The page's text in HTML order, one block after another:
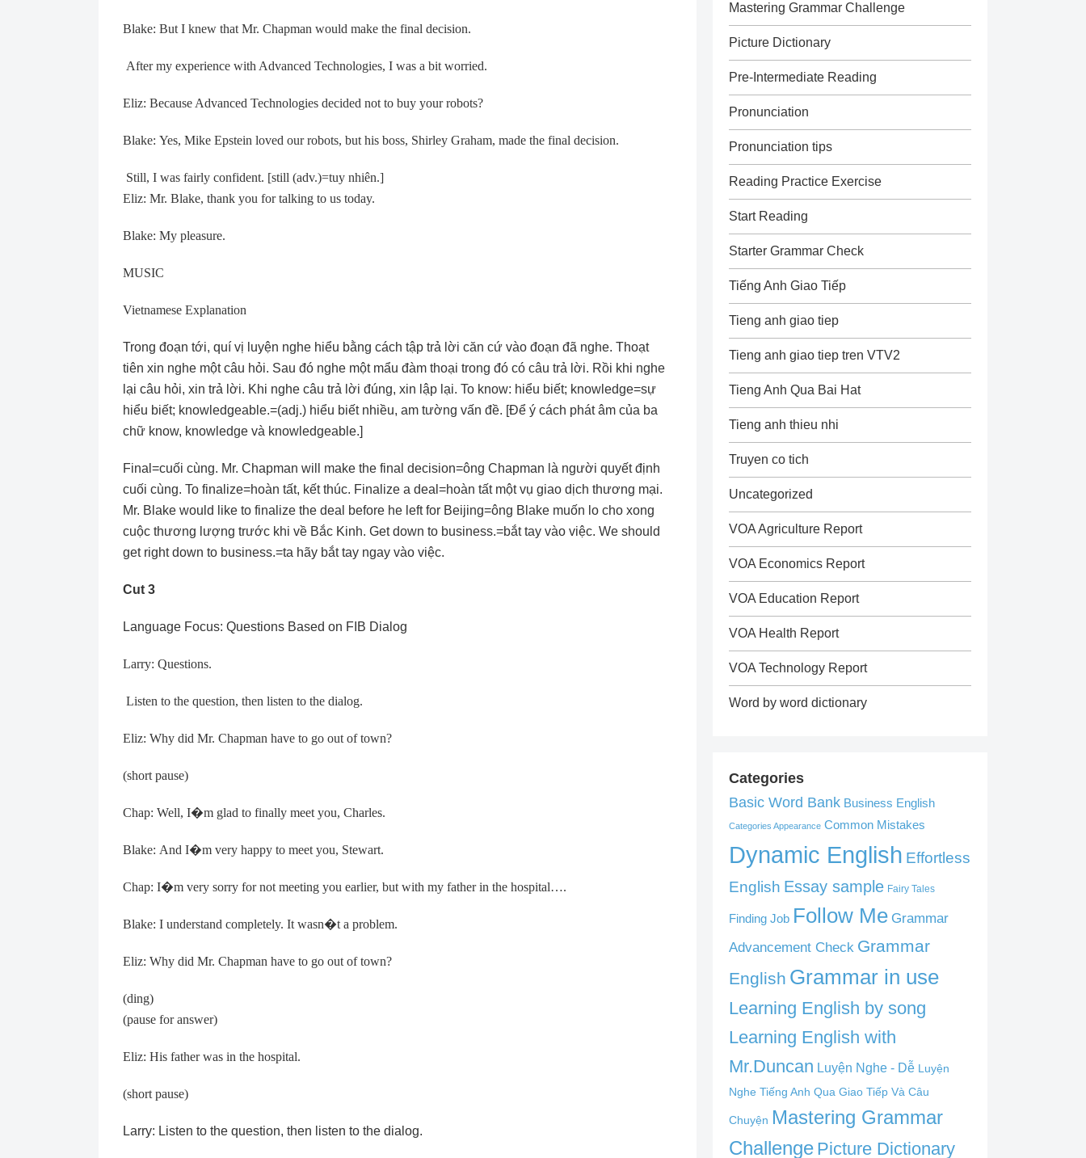
Blake: But I knew that Mr. Chapman would make the final decision.
After my experience with Advanced Technologies, I was a bit worried.
Eliz: Because Advanced Technologies decided not to buy your robots?
Blake: Yes, Mike Epstein loved our robots, but his boss, Shirley Graham, made the final decision.
Still, I was fairly confident. [still (adv.)=tuy nhiên.]
Eliz: Mr. Blake, thank you for talking to us today.
Blake: My pleasure.
MUSIC
Vietnamese Explanation
Trong đoạn tới, quí vị luyện nghe hiểu bằng cách tập trả lời căn cứ vào đoạn đã nghe. Thoạt
tiên xin nghe một câu hỏi. Sau đó nghe một mẩu đàm thoại trong đó có câu trả lời. Rồi khi nghe
lại câu hỏi, xin trả lời. Khi nghe câu trả lời đúng, xin lập lại. To know: hiểu biết; knowledge=sự
hiểu biết; knowledgeable.=(adj.) hiểu biết nhiều, am tường vấn đề. [Ðể ý cách phát âm của ba
chữ know, knowledge và knowledgeable.]
Final=cuối cùng. Mr. Chapman will make the final decision=ông Chapman là người quyết định
cuối cùng. To finalize=hoàn tất, kết thúc. Finalize a deal=hoàn tất một vụ giao dịch thương mại.
Mr. Blake would like to finalize the deal before he left for Beijing=ông Blake muốn lo cho xong
cuộc thương lượng trước khi về Bắc Kinh. Get down to business.=bắt tay vào việc. We should
get right down to business.=ta hãy bắt tay ngay vào việc.
Cut 3
Language Focus: Questions Based on FIB Dialog
Larry: Questions.
Listen to the question, then listen to the dialog.
Eliz: Why did Mr. Chapman have to go out of town?
(short pause)
Chap: Well, I�m glad to finally meet you, Charles.
Blake: And I�m very happy to meet you, Stewart.
Chap: I�m very sorry for not meeting you earlier, but with my father in the hospital….
Blake: I understand completely. It wasn�t a problem.
Eliz: Why did Mr. Chapman have to go out of town?
(ding)
(pause for answer)
Eliz: His father was in the hospital.
(short pause)
Larry: Listen to the question, then listen to the dialog.
Mastering Grammar Challenge
Picture Dictionary
Pre-Intermediate Reading
Pronunciation
Pronunciation tips
Reading Practice Exercise
Start Reading
Starter Grammar Check
Tiếng Anh Giao Tiếp
Tieng anh giao tiep
Tieng anh giao tiep tren VTV2
Tieng Anh Qua Bai Hat
Tieng anh thieu nhi
Truyen co tich
Uncategorized
VOA Agriculture Report
VOA Economics Report
VOA Education Report
VOA Health Report
VOA Technology Report
Word by word dictionary
Categories
Basic Word Bank Business English
Categories Appearance Common Mistakes
Dynamic English Effortless
English Essay sample Fairy Tales
Finding Job Follow Me Grammar
Advancement Check Grammar
English Grammar in use
Learning English by song
Learning English with
Mr.Duncan Luyện Nghe - Dễ Luyện
Nghe Tiếng Anh Qua Giao Tiếp Và Câu
Chuyện Mastering Grammar
Challenge Picture Dictionary